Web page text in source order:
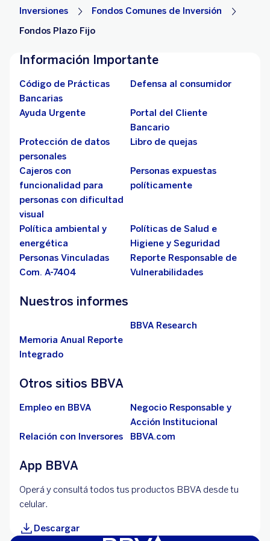
Inversiones
Fondos Comunes de Inversión
Fondos Plazo Fijo
Información Importante
Código de Prácticas
Bancarias
Defensa al consumidor
Ayuda Urgente
Portal del Cliente
Bancario
Protección de datos
personales
Libro de quejas
Cajeros con
funcionalidad para
personas con dificultad
visual
Personas expuestas
políticamente
Política ambiental y
energética
Políticas de Salud e
Higiene y Seguridad
Personas Vinculadas
Com. A-7404
Reporte Responsable de
Vulnerabilidades
Nuestros informes
BBVA Research
Memoria Anual Reporte
Integrado
Otros sitios BBVA
Empleo en BBVA
Negocio Responsable y
Acción Institucional
Relación con Inversores
BBVA.com
App BBVA
Operá y consultá todos tus productos BBVA desde tu
celular.
Descargar